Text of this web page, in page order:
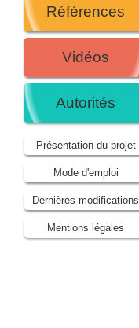
Références
Vidéos
Autorités
Présentation du projet
Mode d'emploi
Dernières modifications
Mentions légales